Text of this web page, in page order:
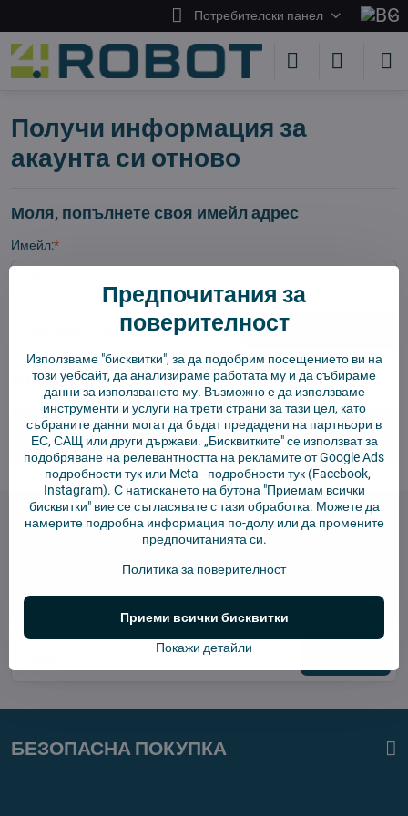
Потребителски панел
Получи информация за
акаунта си отново
Моля, попълнете своя имейл адрес
Имейл:*
Изпрати детайлите
Контакт
info​@4robot​.bg
Бюлетин
Абонирай се за нашия бюлетин:
БЕЗОПАСНА ПОКУПКА
Предпочитания за
поверителност
Използваме "бисквитки", за да подобрим посещението ви на
този уебсайт, да анализираме работата му и да събираме
данни за използването му. Възможно е да използваме
инструменти и услуги на трети страни за тази цел, като
събраните данни могат да бъдат предадени на партньори в
ЕС, САЩ или други държави. „Бисквитките" се използват за
подобряване на релевантността на рекламите от Google Ads
- подробности тукили Meta - подробности тук(Facebook,
Instagram). С натискането на бутона "Приемам всички
бисквитки" вие се съгласявате с тази обработка. Можете да
намерите подробна информация по-долу или да промените
предпочитанията си.
Политика за поверителност
Покажи детайли
Приеми всички бисквитки